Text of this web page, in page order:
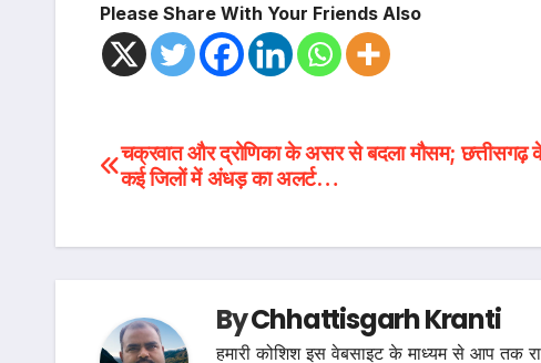
Please Share With Your Friends Also
Post
चक्रवात और द्रोणिका के असर से बदला मौसम; छत्तीसगढ़
कई जिलों में अंधड़ का अलर्ट…
ByChhattisgarh Kranti
हमारी कोशिश इस वेबसाइट के माध्यम से आप तक